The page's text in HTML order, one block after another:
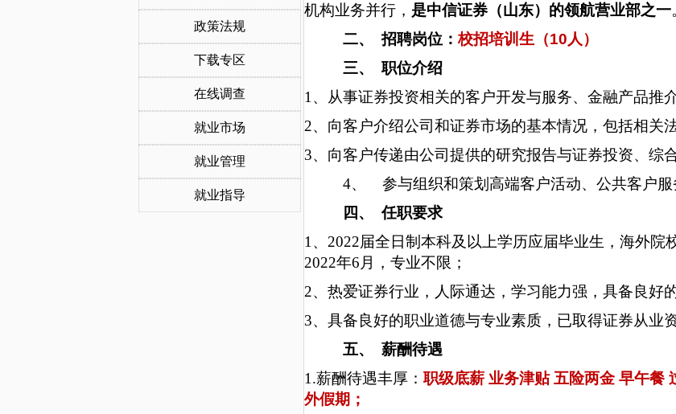
政策法规
下载专区
在线调查
就业市场
就业管理
就业指导
机构业务并行， 是中信证券（山东）的领航营业部之一
二、
招聘岗位：校招培训生（10人）
三、
职位介绍
1 、从事证券投资相关的客户开发与服务、金融产品推
2、向客户介绍公司和证券市场的基本情况，包括相关
3、向客户传递由公司提供的研究报告与证券投资、综
4、
参与组织和策划高端客户活动、公共客户服
四、
任职要求
1 、2022届全日制本科及以上学历应届毕业生，海外院
2022年6月，专业不限；
2、热爱证券行业，人际通达，学习能力强，具备良好
3、具备良好的职业道德与专业素质，已取得证券从业
五、
薪酬待遇
1.薪酬待遇丰厚： 职级底薪 业务津贴 五险两金 早午餐
外假期；